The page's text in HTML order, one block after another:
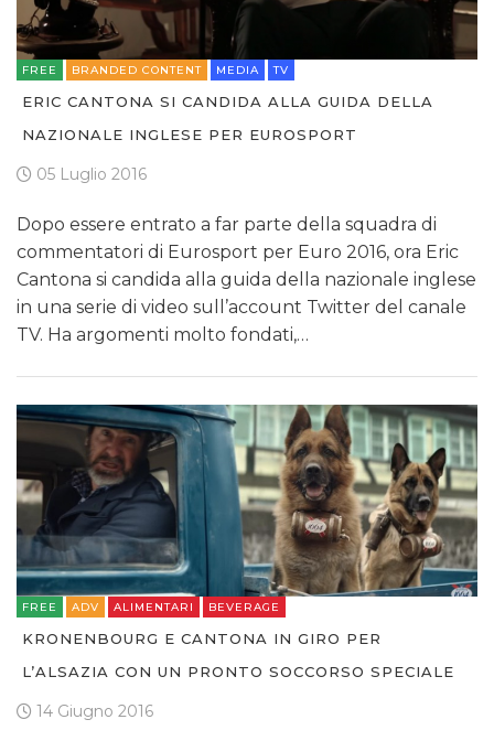
FREE BRANDED CONTENT MEDIA TV
ERIC CANTONA SI CANDIDA ALLA GUIDA DELLA
NAZIONALE INGLESE PER EUROSPORT
05 Luglio 2016
Dopo essere entrato a far parte della squadra di
commentatori di Eurosport per Euro 2016, ora Eric
Cantona si candida alla guida della nazionale inglese
in una serie di video sull’account Twitter del canale
TV. Ha argomenti molto fondati,…
FREE ADV ALIMENTARI BEVERAGE
KRONENBOURG E CANTONA IN GIRO PER
L’ALSAZIA CON UN PRONTO SOCCORSO SPECIALE
14 Giugno 2016